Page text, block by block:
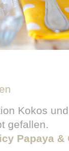
Kokos
gefallen.
Papaya